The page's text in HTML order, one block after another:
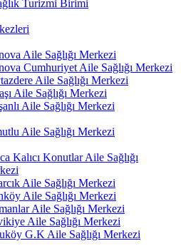
Turizmi Birimi
Aile Sağlığı Merkezi
Cumhuriyet Aile Sağlığı Merkezi
Aile Sağlığı Merkezi
Aile Sağlığı Merkezi
Aile Sağlığı Merkezi
Aile Sağlığı Merkezi
Kalıcı Konutlar Aile Sağlığı
Aile Sağlığı Merkezi
Aile Sağlığı Merkezi
Aile Sağlığı Merkezi
Aile Sağlığı Merkezi
G.K Aile Sağlığı Merkezi